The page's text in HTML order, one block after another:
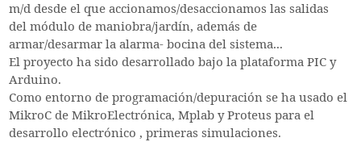
m/d desde el que accionamos/desaccionamos las salidas
del módulo de maniobra/jardín, además de
armar/desarmar la alarma- bocina del sistema...
El proyecto ha sido desarrollado bajo la plataforma PIC y
Arduino.
Como entorno de programación/depuración se ha usado el
MikroC de MikroElectrónica, Mplab y Proteus para el
desarrollo electrónico , primeras simulaciones.